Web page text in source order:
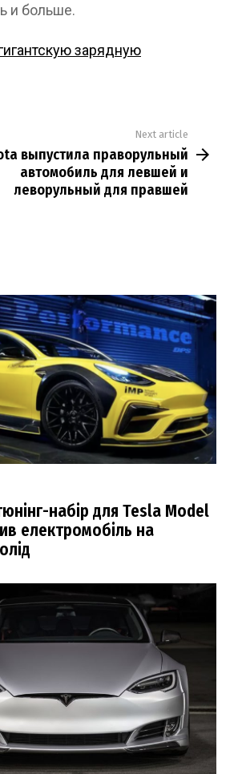
и больше.
зарядную
Next article
выпустила праворульный
автомобиль для левшей и
леворульный для правшей
набір для Tesla Model
електромобіль на